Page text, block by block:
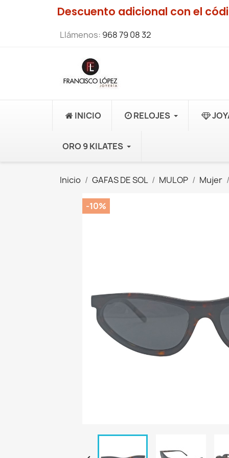
Descuento adicional con el
Llámenos: 968 79 08 32
INICIO RELOJES
ORO 9 KILATES
Inicio GAFAS DE SOL MULOP Mujer
-10%